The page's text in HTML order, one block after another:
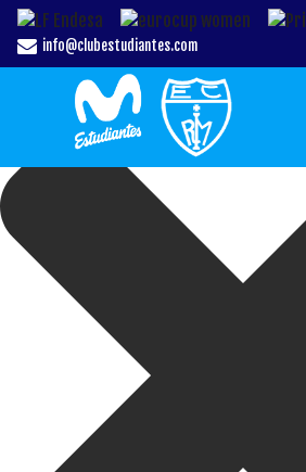
Gestionar el Consentimiento de las Cookies
info@clubestudiantes.com